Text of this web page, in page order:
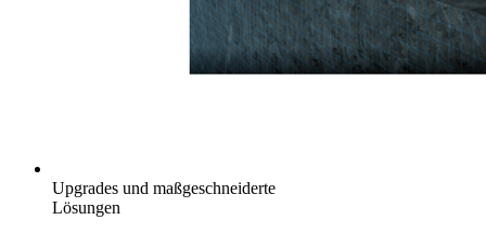
Upgrades und maßgeschneiderte
Lösungen